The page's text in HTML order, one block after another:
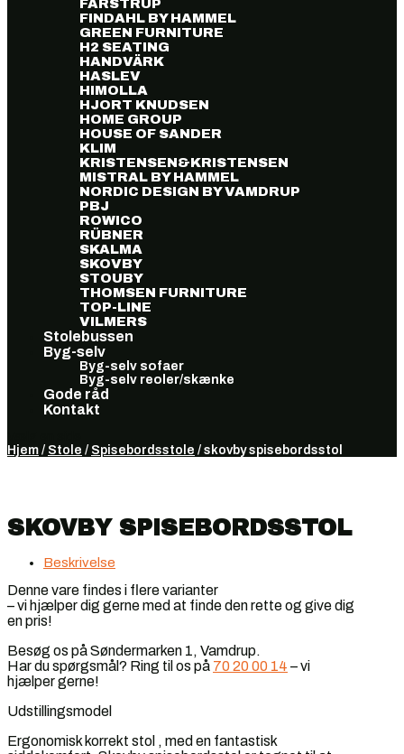
FARSTRUP
FINDAHL BY HAMMEL
GREEN FURNITURE
H2 SEATING
HANDVÄRK
HASLEV
HIMOLLA
HJORT KNUDSEN
HOME GROUP
HOUSE OF SANDER
KLIM
KRISTENSEN&KRISTENSEN
MISTRAL BY HAMMEL
NORDIC DESIGN BY VAMDRUP
PBJ
ROWICO
RÜBNER
SKALMA
SKOVBY
STOUBY
THOMSEN FURNITURE
TOP-LINE
VILMERS
Stolebussen
Byg-selv
Byg-selv sofaer
Byg-selv reoler/skænke
Gode råd
Kontakt
Hjem / Stole / Spisebordsstole / skovby spisebordsstol
SKOVBY SPISEBORDSSTOL
Beskrivelse
Denne vare findes i flere varianter
– vi hjælper dig gerne med at finde den rette og give dig
en pris!
Besøg os på Søndermarken 1, Vamdrup.
Har du spørgsmål? Ring til os på 70 20 00 14 – vi
hjælper gerne!
Udstillingsmodel
Ergonomisk korrekt stol , med en fantastisk